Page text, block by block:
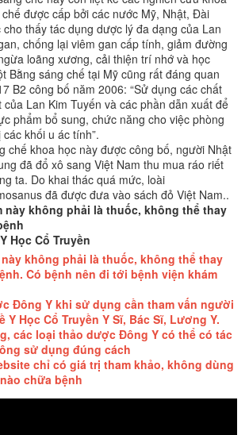
được cấp bởi các nước Mỹ, Nhật, Đài
thấy tác dụng dược lý đa dạng của Lan
chống lại viêm gan cấp tính, giảm đường
loãng xương, cải thiện trí nhớ và học
Bằng sáng chế tại Mỹ cũng rất đáng quan
B2 công bố năm 2006: “Sử dụng các chất
Lan Kim Tuyến và các phần dẫn xuất để
phẩm bổ sung, chức năng cho việc phòng
khối u ác tính”.
chế khoa học này được công bố, người Nhật
đã đổ xô sang Việt Nam thu mua ráo riết
ta. Do khai thác quá mức, loài
đã được đưa vào sách đỏ Việt Nam..
này không phải là thuốc, không thể thay
Học Cổ Truyền
không phải là thuốc, không thể thay
Có bệnh nên đi tới bệnh viện khám
Đông Y khi sử dụng cần tham vấn người
Y Học Cổ Truyền Y Sĩ, Bác Sĩ, Lương Y.
các loại thảo dược Đông Y có thể có tác
sử dụng đúng cách
chỉ có giá trị tham khảo, không dùng
chữa bệnh